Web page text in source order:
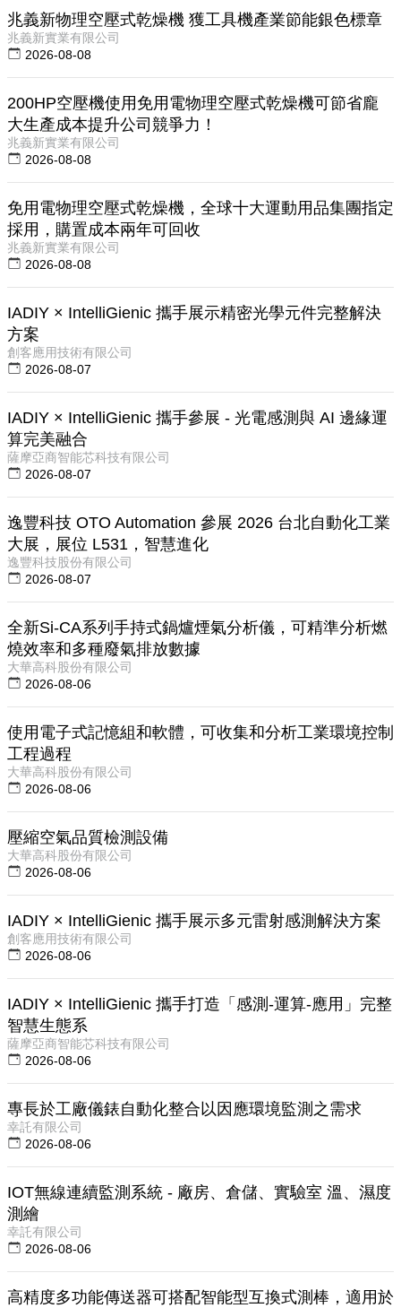
兆義新物理空壓式乾燥機 獲工具機產業節能銀色標章
兆義新實業有限公司
2026-08-08
200HP空壓機使用免用電物理空壓式乾燥機可節省龐
大生產成本提升公司競爭力！
兆義新實業有限公司
2026-08-08
免用電物理空壓式乾燥機，全球十大運動用品集團指定
採用，購置成本兩年可回收
兆義新實業有限公司
2026-08-08
IADIY × IntelliGienic 攜手展示精密光學元件完整解決
方案
創客應用技術有限公司
2026-08-07
IADIY × IntelliGienic 攜手參展 - 光電感測與 AI 邊緣運
算完美融合
薩摩亞商智能芯科技有限公司
2026-08-07
逸豐科技 OTO Automation 參展 2026 台北自動化工業
大展，展位 L531，智慧進化
逸豐科技股份有限公司
2026-08-07
全新Si-CA系列手持式鍋爐煙氣分析儀，可精準分析燃
燒效率和多種廢氣排放數據
大華高科股份有限公司
2026-08-06
使用電子式記憶組和軟體，可收集和分析工業環境控制
工程過程
大華高科股份有限公司
2026-08-06
壓縮空氣品質檢測設備
大華高科股份有限公司
2026-08-06
IADIY × IntelliGienic 攜手展示多元雷射感測解決方案
創客應用技術有限公司
2026-08-06
IADIY × IntelliGienic 攜手打造「感測-運算-應用」完整
智慧生態系
薩摩亞商智能芯科技有限公司
2026-08-06
專長於工廠儀錶自動化整合以因應環境監測之需求
幸託有限公司
2026-08-06
IOT無線連續監測系統 - 廠房、倉儲、實驗室 溫、濕度
測繪
幸託有限公司
2026-08-06
高精度多功能傳送器可搭配智能型互換式測棒，適用於